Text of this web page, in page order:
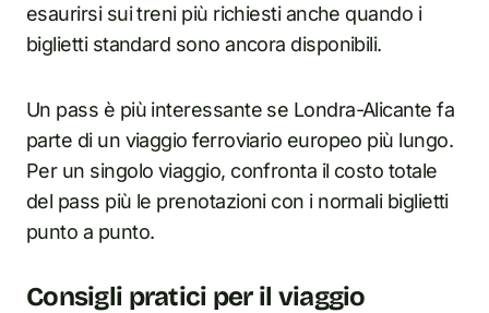
esaurirsi sui treni più richiesti anche quando i
biglietti standard sono ancora disponibili.
Un pass è più interessante se Londra-Alicante fa
parte di un viaggio ferroviario europeo più lungo.
Per un singolo viaggio, confronta il costo totale
del pass più le prenotazioni con i normali biglietti
punto a punto.
Consigli pratici per il viaggio